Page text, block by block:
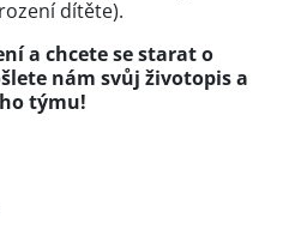
dítěte).
a chcete se starat o
nám svůj životopis a
týmu!